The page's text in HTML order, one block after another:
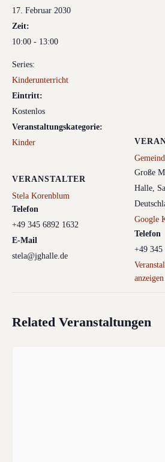
17. Februar 2030
Zeit:
10:00 - 13:00
Series:
Kinderunterricht
Eintritt:
Kostenlos
Veranstaltungskategorie:
Kinder
VERANSTALTER
Stela Korenblum
Telefon
+49 345 6892 1632
E-Mail
stela@jghalle.de
Große
Halle,
Google
Telefon
+49 345
anzeigen
Related Veranstaltungen